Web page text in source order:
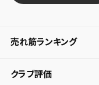
売れ筋ランキング
クラブ評価